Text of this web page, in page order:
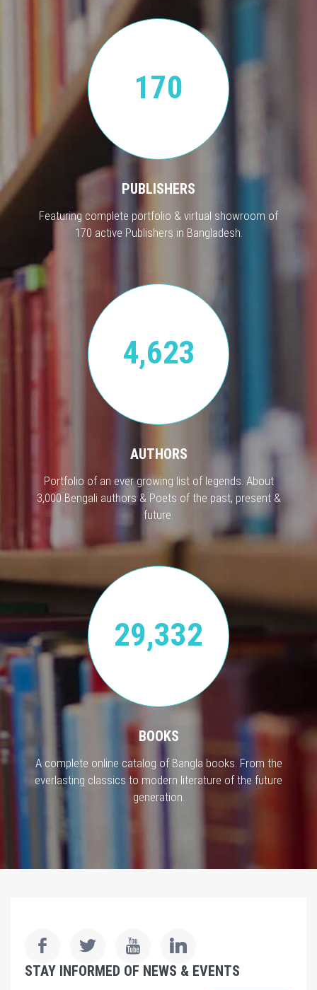
170
PUBLISHERS
Featuring complete portfolio & virtual showroom of
170 active Publishers in Bangladesh.
4,623
AUTHORS
Portfolio of an ever growing list of legends. About
3,000 Bengali authors & Poets of the past, present &
future.
29,332
BOOKS
A complete online catalog of Bangla books. From the
everlasting classics to modern literature of the future
generation.
STAY INFORMED OF NEWS & EVENTS